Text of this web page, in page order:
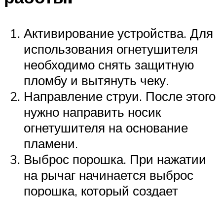
Активирование устройства. Для
использования огнетушителя
необходимо снять защитную
пломбу и вытянуть чеку.
Направление струи. После этого
нужно направить носик
огнетушителя на основание
пламени.
Выброс порошка. При нажатии
на рычаг начинается выброс
порошка, который создает